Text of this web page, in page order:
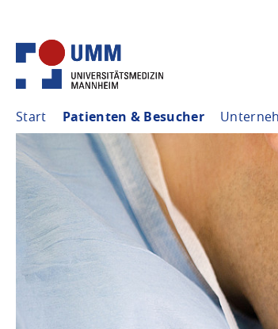
Start Patienten & Besucher